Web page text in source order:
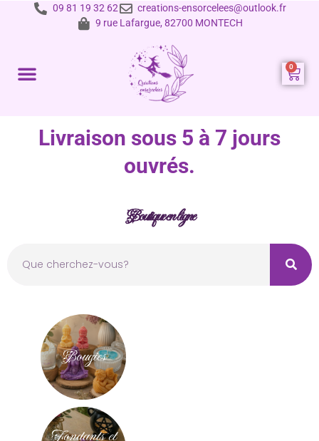
09 81 19 32 62
creations-ensorcelees@outlook.fr
9 rue Lafargue, 82700 MONTECH
Livraison sous 5 à 7 jours
ouvrés.
Boutique en ligne
Bougies